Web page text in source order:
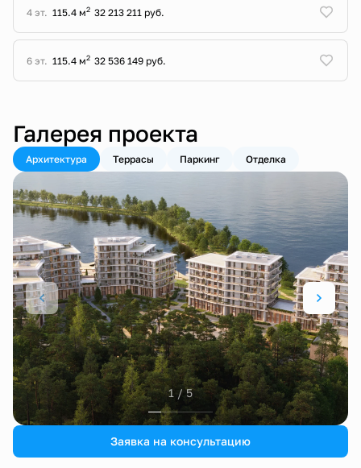
4 эт. 115.4 м2 32 213 211 руб.
6 эт. 115.4 м2 32 536 149 руб.
Галерея проекта
Архитектура Террасы Паркинг Отделка
1 / 5
Заявка на консультацию